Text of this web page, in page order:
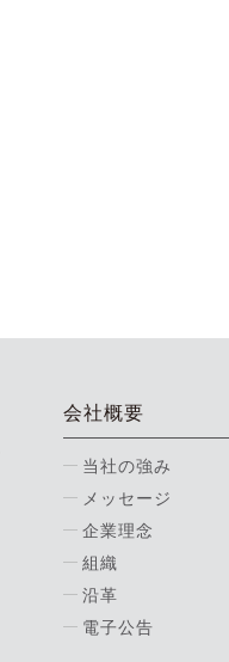
会社概要
当社の強み
メッセージ
企業理念
組織
沿革
電子公告